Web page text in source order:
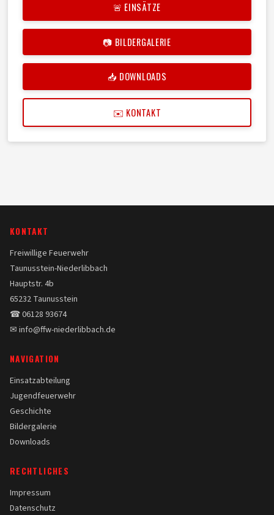
🚨 EINSÄTZE
📷 BILDERGALERIE
📥 DOWNLOADS
✉️ KONTAKT
KONTAKT
Freiwillige Feuerwehr
Taunusstein-Niederlibbach
Hauptstr. 4b
65232 Taunusstein
☎ 06128 93674
✉ info@ffw-niederlibbach.de
NAVIGATION
Einsatzabteilung
Jugendfeuerwehr
Geschichte
Bildergalerie
Downloads
RECHTLICHES
Impressum
Datenschutz